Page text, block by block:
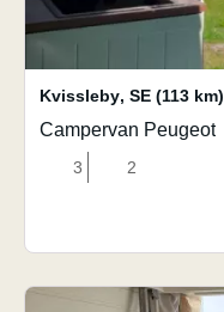
Kvissleby, SE (113 km)
Campervan Peugeot
3 2